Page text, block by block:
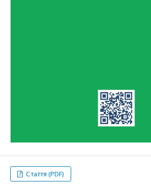
Стаття (PDF)